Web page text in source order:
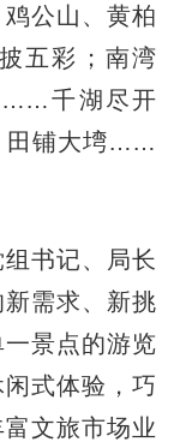
公山、黄柏
五彩；南湾
……千湖尽开
田铺大塆……
书记、局长
需求、新挑
景点的游览
式体验，巧
文旅市场业